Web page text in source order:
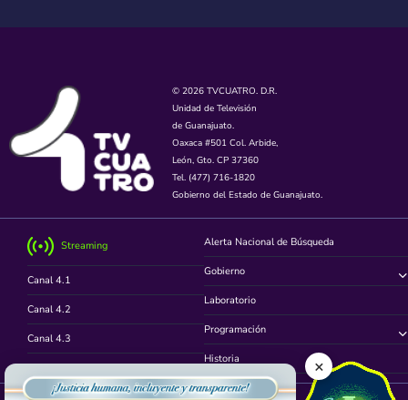
© 2026 TVCUATRO. D.R.
Unidad de Televisión
de Guanajuato.
Oaxaca #501 Col. Arbide,
León, Gto. CP 37360
Tel. (477) 716-1820
Gobierno del Estado de Guanajuato.
Streaming
Canal 4.1
Canal 4.2
Canal 4.3
Canal 4.4
Alerta Nacional de Búsqueda
Gobierno
Laboratorio
Programación
Historia ×